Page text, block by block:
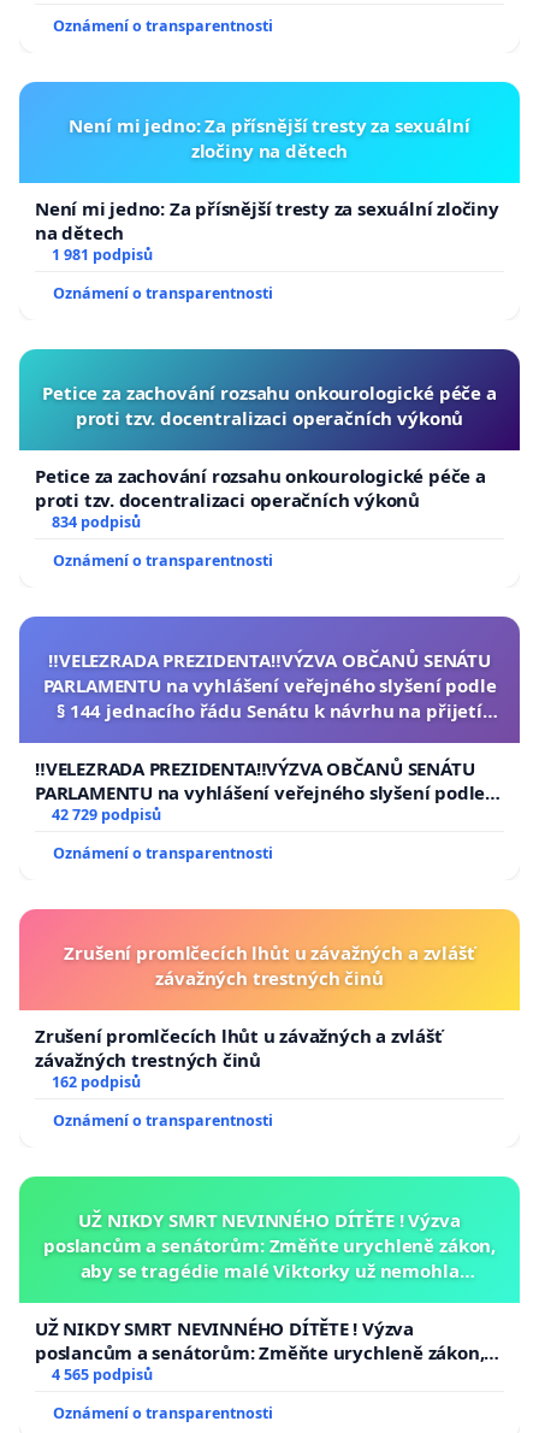
Oznámení o transparentnosti
Není mi jedno: Za přísnější tresty za sexuální
zločiny na dětech
Není mi jedno: Za přísnější tresty za sexuální zločiny
na dětech
1 981 podpisů
Oznámení o transparentnosti
Petice za zachování rozsahu onkourologické péče a
proti tzv. docentralizaci operačních výkonů
Petice za zachování rozsahu onkourologické péče a
proti tzv. docentralizaci operačních výkonů
834 podpisů
Oznámení o transparentnosti
‼️VELEZRADA PREZIDENTA‼️VÝZVA OBČANŮ SENÁTU
PARLAMENTU na vyhlášení veřejného slyšení podle
§ 144 jednacího řádu Senátu k návrhu na přijetí
republiky
‼️VELEZRADA PREZIDENTA‼️VÝZVA OBČANŮ SENÁTU
PARLAMENTU na vyhlášení veřejného slyšení podle §
144 jednacího řádu Senátu k návrhu na přijetí
usnesení k podání ústavní žaloby na prezidenta
republiky
42 729 podpisů
Oznámení o transparentnosti
Zrušení promlčecích lhůt u závažných a zvlášť
závažných trestných činů
Zrušení promlčecích lhůt u závažných a zvlášť
závažných trestných činů
162 podpisů
Oznámení o transparentnosti
UŽ NIKDY SMRT NEVINNÉHO DÍTĚTE ! Výzva
poslancům a senátorům: Změňte urychleně zákon,
aby se tragédie malé Viktorky už nemohla
UŽ NIKDY SMRT NEVINNÉHO DÍTĚTE ! Výzva
poslancům a senátorům: Změňte urychleně zákon,
aby se tragédie malé Viktorky už nemohla opakovat!
4 565 podpisů
Oznámení o transparentnosti